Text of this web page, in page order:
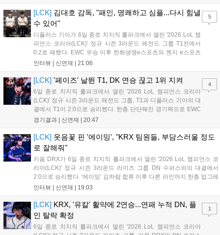
한 모습이었다. 다음은...
[LCK] 김대호 감독, "패인, 명쾌하고 심플...다시 힘낼
수 있어"
디플러스 기아가 6일 종로 치지직 롤파크에서 열린 '2026 LoL 챔
피언스 코리아(LCK)' 정규 시즌 3라운드 레전드 그룹 T1전에서
0:2로 패했다. EWC 우승 이후 한화생명e스포츠와 젠지 e스포츠
를 잡아내며 기세를 끌어올렸지만, 경기력이 제 궤도에 오른 T1은
"오늘 져서 너무 아쉽다"...
인터뷰 | 신연재 21:06
5
[LCK] '페이즈' 날뛴 T1, DK 연승 끊고 1위 지켜
6일 종로 치지직 롤파크에서 열린 '2026 LoL 챔피언스 코리아
(LCK)' 정규 시즌 3라운드 레전드 그룹, T1과 디플러스 기아의 대
결에서 T1이 2:0으로 승리했다. 한층 단단해진 경기력으로 EWC
우승을 기점으로 파죽지세의 연승을 이어가던 디플러스 기아를
T1은 첫 드래곤을 두드렸...
경기결과 | 신연재 20:47
4
[LCK] 웃음꽃 핀 '에이밍', "KRX 팀원들, 부담스러울 정도
로 잘해줘"
키움 DRX가 6일 종로 치지직 롤파크에서 열린 '2026 LoL 챔피언스 코
리아(LCK)' 정규 시즌 3라운드 라이즈 그룹 DN 수퍼스와의 대결에서
2:0으로 승리했다. '에이밍' 김하람 합류 이후 다른 라인까지 한층 업그레
이드 된 경기력을 보여주며 기분 좋은 2연승을 달렸다. 경기 종료 후 기
인터뷰 | 신연재 19:03
[LCK] KRX, '유칼' 활약에 2연승...연패 누적 DN, 플
인 탈락 확정
6일 종로 치지직 롤파크에서 열린 '2026 LoL 챔피언스 코리아
1